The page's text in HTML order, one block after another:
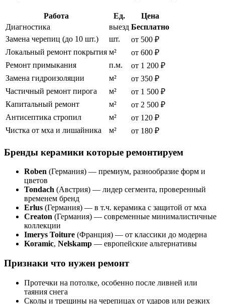
Работа Ед.
Цена
Диагностика
выезд Бесплатно
Замена черепиц (до 10 шт.)
шт.
от 500 ₽
Локальный ремонт покрытия м²
от 600 ₽
Ремонт примыкания
п.м.
от 1 200 ₽
Замена гидроизоляции
м²
от 350 ₽
Частичный ремонт пирога
м²
от 1 500 ₽
Капитальный ремонт
м²
от 2 500 ₽
Антисептика стропил
м²
от 120 ₽
Чистка от мха и лишайника
м² от 180 ₽
Бренды керамики которые ремонтируем
Roben (Германия) — премиум, разнообразие форм и
цветов
Tondach (Австрия) — лидер сегмента, проверенный
временем бренд
Erlus (Германия) — в т.ч. керамика с защитой от мха
Creaton (Германия) — современные минималистичные
коллекции
Imerys Toiture (Франция) — от классики до модерна
Koramic, Nelskamp — европейские альтернативы
Признаки что нужен ремонт
Протечки на потолке, особенно после ливней или
таяния снега
Сколы и трещины на черепицах от ударов или резких